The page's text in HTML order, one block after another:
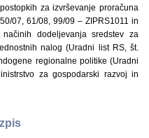
za izvrševanje proračuna
07, 61/08, 99/09 – ZIPRS1011 in
dodeljevanja sredstev za
nalog (Uradni list RS, št.
regionalne politike (Uradni
za gospodarski razvoj in